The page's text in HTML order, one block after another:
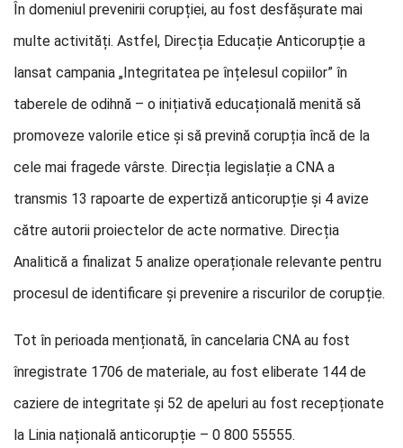
În domeniul prevenirii corupției, au fost desfășurate mai
multe activități. Astfel, Direcția Educație Anticorupție a
lansat campania „Integritatea pe înțelesul copiilor” în
taberele de odihnă – o inițiativă educațională menită să
promoveze valorile etice și să prevină corupția încă de la
cele mai fragede vârste. Direcția legislație a CNA a
transmis 13 rapoarte de expertiză anticorupție și 4 avize
către autorii proiectelor de acte normative. Direcția
Analitică a finalizat 5 analize operaționale relevante pentru
procesul de identificare și prevenire a riscurilor de corupție.
Tot în perioada menționată, în cancelaria CNA au fost
înregistrate 1706 de materiale, au fost eliberate 144 de
caziere de integritate și 52 de apeluri au fost recepționate
la Linia națională anticorupție – 0 800 55555.